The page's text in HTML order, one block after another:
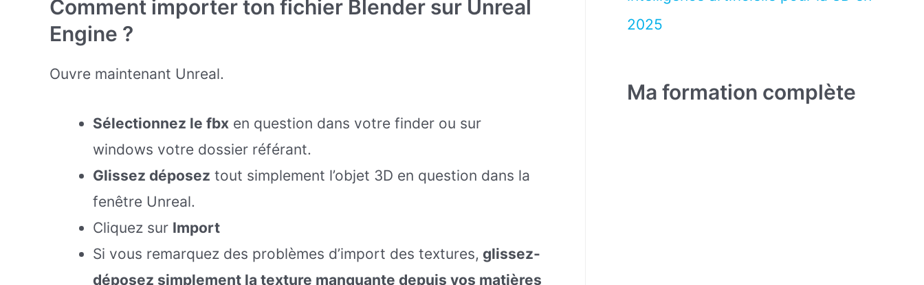
Comment importer ton fichier Blender sur Unreal
Engine ?
Ouvre maintenant Unreal.
Sélectionnez le fbx en question dans votre finder ou sur
windows votre dossier référant.
Glissez déposez tout simplement l’objet 3D en question dans la
fenêtre Unreal.
Cliquez sur Import
Si vous remarquez des problèmes d’import des textures, glissez-
déposez simplement la texture manquante depuis vos matières
2025
Ma formation complète